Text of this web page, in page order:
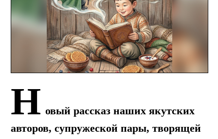
Н овый рассказ наших якутских
авторов, супружеской пары, творящей